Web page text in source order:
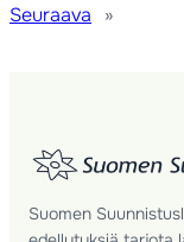
Seuraava
»
Suomen